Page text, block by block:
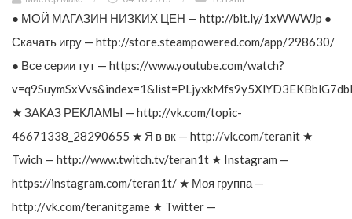
● МОЙ МАГАЗИН НИЗКИХ ЦЕН — http://bit.ly/1xWWWJp ●
Скачать игру — http://store.steampowered.com/app/298630/
● Все серии тут — https://www.youtube.com/watch?
★ ЗАКАЗ РЕКЛАМЫ — http://vk.com/topic-
46671338_28290655 ★ Я в вк — http://vk.com/teranit ★
Twich — http://www.twitch.tv/teran1t ★ Instagram —
https://instagram.com/teran1t/ ★ Моя группа —
http://vk.com/teranitgame ★ Twitter —